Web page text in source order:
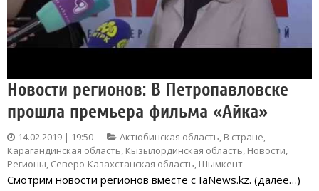
Новости регионов: В Петропавловске
прошла премьера фильма «Айка»
14.02.2019 | 19:50 Актюбинская область, В стране,
Карагандинская область, Кызылординская область, Новости,
Регионы, Северо-Казахстанская область, Шымкент
Смотрим новости регионов вместе с IaNews.kz. (далее…)